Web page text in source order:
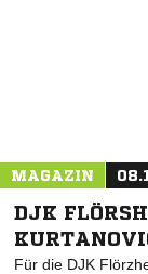
MAGAZIN
DJK
Für die DJK